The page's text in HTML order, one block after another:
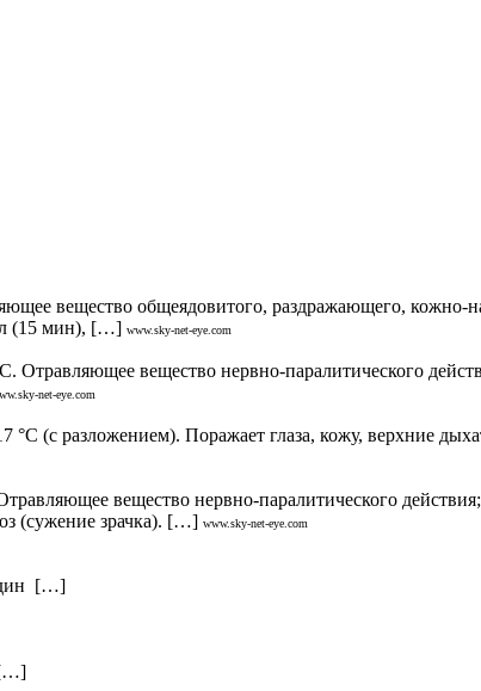
вещество общеядовитого, раздражающего, кожно-
л (15 мин), […] www.sky-net-eye.com
вещество нервно-паралитического
net-eye.com
(с разложением). Поражает глаза, кожу, верхние
вещество нервно-паралитического
(сужение зрачка). […] www.sky-net-eye.com
[…]
[…]